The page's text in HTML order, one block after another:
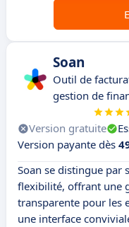
Soan
Outil de
gestion de
Version gratuite
Version payante dès
Soan se distingue par
flexibilité, offrant une
transparente pour les
une interface